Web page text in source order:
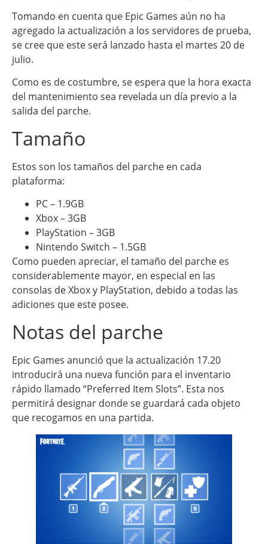
Tomando en cuenta que Epic Games aún no ha
agregado la actualización a los servidores de prueba,
se cree que este será lanzado hasta el martes 20 de
julio.
Como es de costumbre, se espera que la hora exacta
del mantenimiento sea revelada un día previo a la
salida del parche.
Tamaño
Estos son los tamaños del parche en cada
plataforma:
PC – 1.9GB
Xbox – 3GB
PlayStation – 3GB
Nintendo Switch – 1.5GB
Como pueden apreciar, el tamaño del parche es
considerablemente mayor, en especial en las
consolas de Xbox y PlayStation, debido a todas las
adiciones que este posee.
Notas del parche
Epic Games anunció que la actualización 17.20
introducirá una nueva función para el inventario
rápido llamado “Preferred Item Slots”. Esta nos
permitirá designar donde se guardará cada objeto
que recogamos en una partida.